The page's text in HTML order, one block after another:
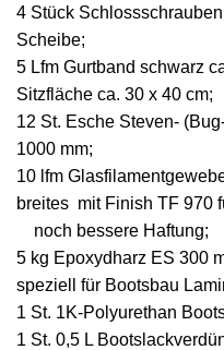
4 Stück
Scheibe;
5 Lfm Gurtband schwarz
Sitzfläche ca. 30 x 40 cm;
12 St. Esche Steven-
1000 mm;
10 lfm
breites mit Finish TF 970
noch bessere Haftung;
5 kg Epoxydharz ES 300
speziell für Bootsbau
1 St. 1K-Polyurethan
1 St. 0,5 L